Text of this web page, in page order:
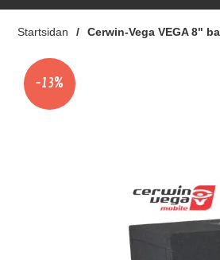
Startsidan Cerwin-Vega VEGA 8"
-13%